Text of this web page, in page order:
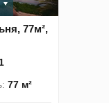
77м²,
1
77 м²